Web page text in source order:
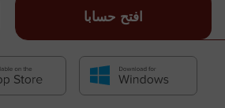
افتح حسابا